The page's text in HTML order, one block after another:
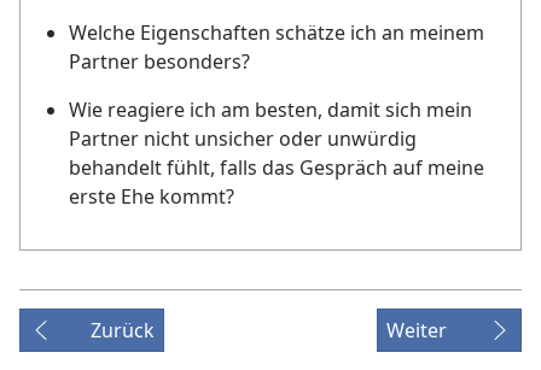
Welche Eigenschaften schätze ich an meinem
Partner besonders?
Wie reagiere ich am besten, damit sich mein
Partner nicht unsicher oder unwürdig
behandelt fühlt, falls das Gespräch auf meine
erste Ehe kommt?
Zurück Weiter